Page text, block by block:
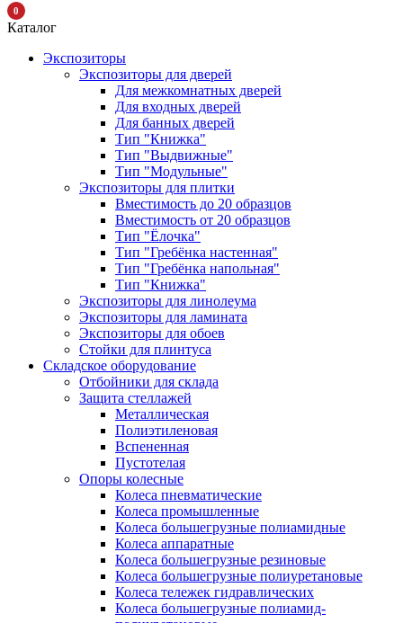
0
Каталог
Экспозиторы
Экспозиторы для дверей
Для межкомнатных дверей
Для входных дверей
Для банных дверей
Тип "Книжка"
Тип "Выдвижные"
Тип "Модульные"
Экспозиторы для плитки
Вместимость до 20 образцов
Вместимость от 20 образцов
Тип "Ёлочка"
Тип "Гребёнка настенная"
Тип "Гребёнка напольная"
Тип "Книжка"
Экспозиторы для линолеума
Экспозиторы для ламината
Экспозиторы для обоев
Стойки для плинтуса
Складское оборудование
Отбойники для склада
Защита стеллажей
Металлическая
Полиэтиленовая
Вспененная
Пустотелая
Опоры колесные
Колеса пневматические
Колеса промышленные
Колеса большегрузные полиамидные
Колеса аппаратные
Колеса большегрузные резиновые
Колеса большегрузные полиуретановые
Колеса тележек гидравлических
Колеса большегрузные полиамид-